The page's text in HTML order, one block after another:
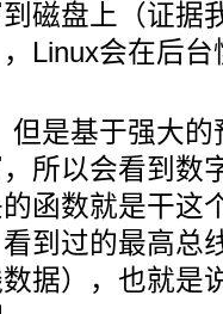
磁盘上（证据
Linux会在后
但是基于强大
所以会看到数
函数就是干这
到过的最高总
据），也就是